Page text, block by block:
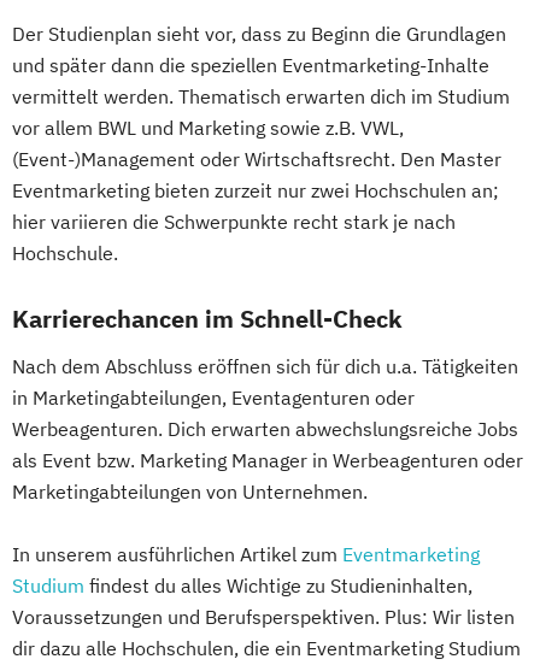
Der Studienplan sieht vor, dass zu Beginn die Grundlagen
und später dann die speziellen Eventmarketing-Inhalte
vermittelt werden. Thematisch erwarten dich im Studium
vor allem BWL und Marketing sowie z.B. VWL,
(Event-)Management oder Wirtschaftsrecht. Den Master
Eventmarketing bieten zurzeit nur zwei Hochschulen an;
hier variieren die Schwerpunkte recht stark je nach
Hochschule.
Karrierechancen im Schnell-Check
Nach dem Abschluss eröffnen sich für dich u.a. Tätigkeiten
in Marketingabteilungen, Eventagenturen oder
Werbeagenturen. Dich erwarten abwechslungsreiche Jobs
als Event bzw. Marketing Manager in Werbeagenturen oder
Marketingabteilungen von Unternehmen.
In unserem ausführlichen Artikel zum Eventmarketing
Studium findest du alles Wichtige zu Studieninhalten,
Voraussetzungen und Berufsperspektiven. Plus: Wir listen
dir dazu alle Hochschulen, die ein Eventmarketing Studium